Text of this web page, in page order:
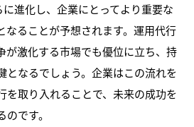
進化し、企業にとってより重要な
なることが予想されます。運用代行
が激化する市場でも優位に立ち、持
となるでしょう。企業はこの流れを
を取り入れることで、未来の成功を
です。